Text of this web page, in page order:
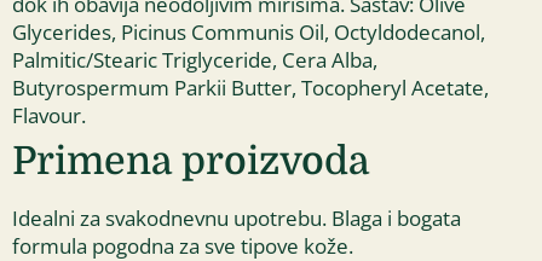
Glycerides, Picinus Communis Oil, Octyldodecanol,
Palmitic/Stearic Triglyceride, Cera Alba,
Butyrospermum Parkii Butter, Tocopheryl Acetate,
Flavour.
Primena proizvoda
Idealni za svakodnevnu upotrebu. Blaga i bogata
formula pogodna za sve tipove kože.